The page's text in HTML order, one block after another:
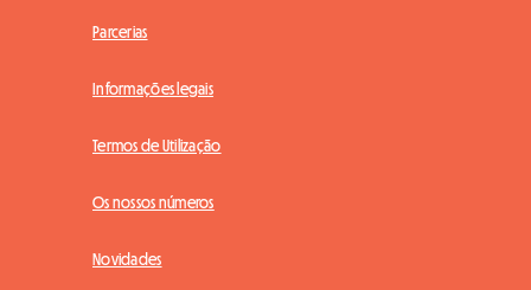
Parcerias
Informações legais
Termos de Utilização
Os nossos números
Novidades